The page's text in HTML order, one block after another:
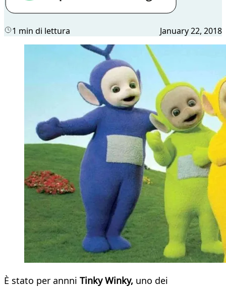
1 min di lettura January 22, 2018
È stato per annni Tinky Winky, uno dei